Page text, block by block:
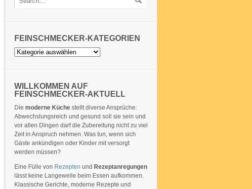
FEINSCHMECKER-KATEGORIEN
Feinschmecker-
WILLKOMMEN AUF
FEINSCHMECKER-AKTUELL
Die moderne Küche stellt diverse Ansprüche:
Abwechslungsreich und gesund soll sie sein und
vor allen Dingen darf die Zubereitung nicht zu viel
Zeit in Anspruch nehmen. Was tun, wenn sich
Gäste ankündigen oder Kinder mit versorgt
werden müssen?
Eine Fülle von Rezepten und Rezeptanregungen
lässt keine Langeweile beim Essen aufkommen.
Klassische Gerichte, moderne Rezepte und